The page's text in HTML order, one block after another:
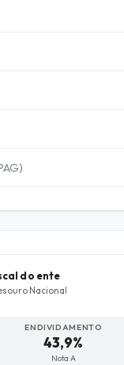
do ente
Nacional
ENDIVIDAMENTO
43,9%
Nota A